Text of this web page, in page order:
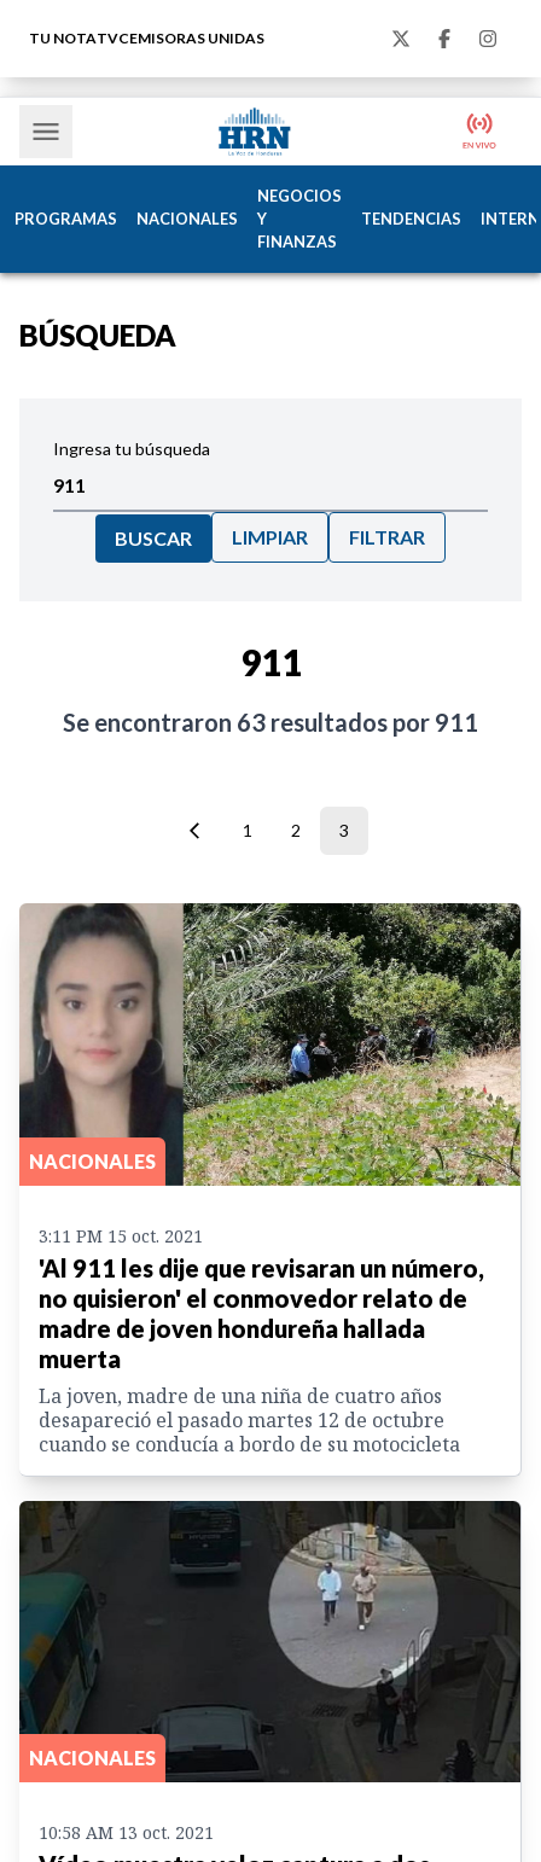
TU NOTATVCEMISORAS UNIDAS
PROGRAMAS NACIONALES
NEGOCIOS
Y
FINANZAS
TENDENCIAS
BÚSQUEDA
Ingresa tu búsqueda
BUSCAR LIMPIAR FILTRAR
911
Se encontraron 63 resultados por 911
1 2 3
NACIONALES
3:11 PM 15 oct. 2021
'Al 911 les dije que revisaran un número,
no quisieron' el conmovedor relato de
madre de joven hondureña hallada
muerta
La joven, madre de una niña de cuatro años
desapareció el pasado martes 12 de octubre
cuando se conducía a bordo de su motocicleta
NACIONALES
10:58 AM 13 oct. 2021